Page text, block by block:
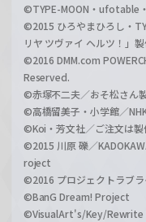
©TYPE-MOON・ufotable
©2015 ひろやまひろし・
リヤ ツヴァイ ヘルツ！」
©2016 DMM.com
Reserved.
©赤塚不二夫／おそ松さん
©高橋留美子・小学館／
©Koi・芳文社／ご注文は製
©2015 川原 礫／
roject
©2016 プロジェクトラブラ
©BanG Dream! Project
©VisualArt's/Key/Rewrite